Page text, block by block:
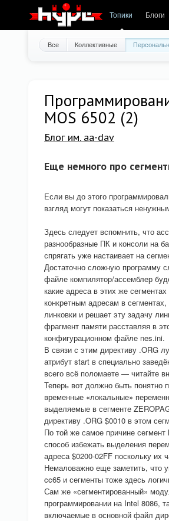
Топики Блоги
Все Коллективные
MOS 6502 (2)
Блог им. aa-dav
Еще немного про
Если вы до этого
взгляд могут показаться
Здесь следует вспомнить, что
разнообразные ПК и консоли на
спрягать уже настаивает на
Достаточно сложную программу
файле компилятор/ассемблер
какие адреса в этих же
конкретным адресам в
линковки и решает эту задачу
фрагмент памяти расставляя в
конфигурационном файле nes.ini.
В связи с этим директиву .ORG
атрибут start в специально
всего всё поломаете — читайте
Теперь вот должно быть понятно
временные «локальные»
выделяемые в сегменте
директиву .ORG $0010 в этом
По той же самое причине
способ избежать выделения
адреса $0200-02FF поскольку
Немаловажно еще заметить, что
cc65 и сегменты тоже здесь
Сам же «сегментированный»
программировании на Intel 8086,
включаемые в основной файл